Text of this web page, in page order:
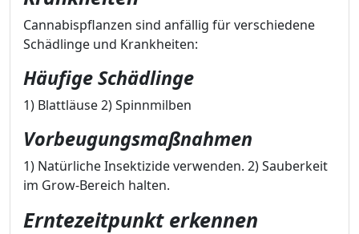
Cannabispflanzen sind anfällig für verschiedene
Schädlinge und Krankheiten:
Häufige Schädlinge
1) Blattläuse 2) Spinnmilben
Vorbeugungsmaßnahmen
1) Natürliche Insektizide verwenden. 2) Sauberkeit
im Grow-Bereich halten.
Erntezeitpunkt erkennen